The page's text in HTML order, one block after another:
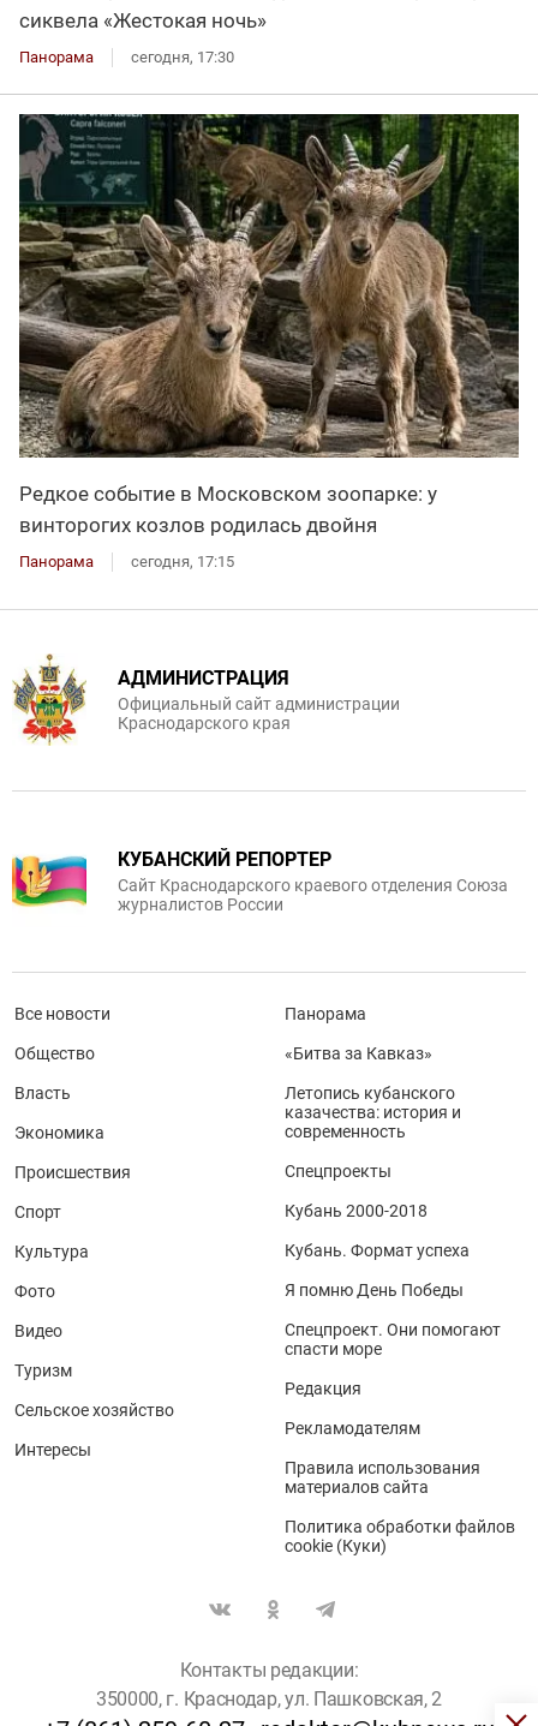
сиквела «Жестокая ночь»
Панорама сегодня, 17:30
Редкое событие в Московском зоопарке: у
винторогих козлов родилась двойня
Панорама сегодня, 17:15
АДМИНИСТРАЦИЯ
Официальный сайт администрации
Краснодарского края
КУБАНСКИЙ РЕПОРТЕР
Сайт Краснодарского краевого отделения Союза
журналистов России
Все новости
Общество
Власть
Экономика
Происшествия
Спорт
Культура
Фото
Видео
Туризм
Сельское хозяйство
Интересы
Панорама
«Битва за Кавказ»
Летопись кубанского
казачества: история и
современность
Спецпроекты
Кубань 2000-2018
Кубань. Формат успеха
Я помню День Победы
Спецпроект. Они помогают
спасти море
Редакция
Рекламодателям
Правила использования
материалов сайта
Политика обработки файлов
cookie (Куки)
Контакты редакции:
350000, г. Краснодар, ул. Пашковская, 2